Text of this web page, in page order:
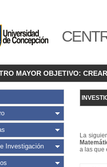
MAYOR OBJETIVO:
Investigación
La
a las que